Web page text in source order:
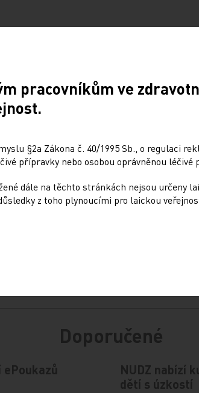
článek
Doporučené
NUDZ nabízí
dětí s úzkostí
pracovníkům ve
§2a Zákona č. 40/1995 Sb., o regulaci
přípravky nebo osobou oprávněnou léčivé
dále na těchto stránkách nejsou určeny
z toho plynoucími pro laickou